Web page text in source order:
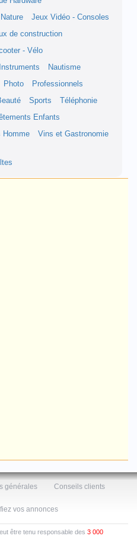
Jeux Vidéo - Consoles
de construction
- Vélo
Nautisme
Photo
Professionnels
Sports
Téléphonie
Enfants
Homme Vins et Gastronomie
générales Conseils clients
vos annonces
être tenu responsable des 3 000